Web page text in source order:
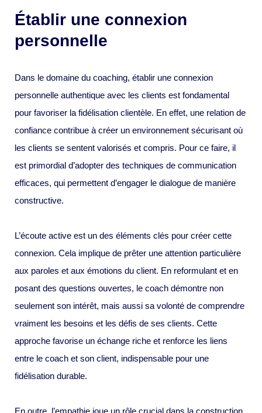
Établir une connexion
personnelle
Dans le domaine du coaching, établir une connexion
personnelle authentique avec les clients est fondamental
pour favoriser la fidélisation clientèle. En effet, une relation de
confiance contribue à créer un environnement sécurisant où
les clients se sentent valorisés et compris. Pour ce faire, il
est primordial d’adopter des techniques de communication
efficaces, qui permettent d’engager le dialogue de manière
constructive.
L’écoute active est un des éléments clés pour créer cette
connexion. Cela implique de prêter une attention particulière
aux paroles et aux émotions du client. En reformulant et en
posant des questions ouvertes, le coach démontre non
seulement son intérêt, mais aussi sa volonté de comprendre
vraiment les besoins et les défis de ses clients. Cette
approche favorise un échange riche et renforce les liens
entre le coach et son client, indispensable pour une
fidélisation durable.